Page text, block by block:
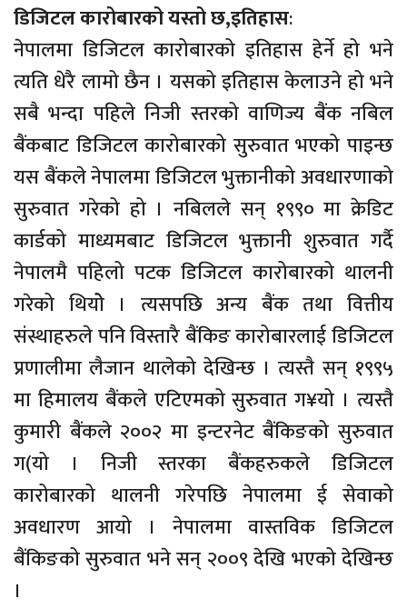
डिजिटल कारोबारको यस्तो छ,इतिहास:
नेपालमा डिजिटल कारोबारको इतिहास हेर्ने हो भने
त्यति धेरै लामो छैन । यसको इतिहास केलाउने हो भने
सबै भन्दा पहिले निजी स्तरको वाणिज्य बैंक नबिल
बैंकबाट डिजिटल कारोबारको सुरुवात भएको पाइन्छ
यस बैंकले नेपालमा डिजिटल भुक्तानीको अवधारणाको
सुरुवात गरेको हो । नबिलले सन् १९९० मा क्रेडिट
कार्डको माध्यमबाट डिजिटल भुक्तानी शुरुवात गर्दै
नेपालमै पहिलो पटक डिजिटल कारोबारको थालनी
गरेको थियोे । त्यसपछि अन्य बैंक तथा वित्तीय
संस्थाहरुले पनि विस्तारै बैंकिङ कारोबारलाई डिजिटल
प्रणालीमा लैजान थालेको देखिन्छ । त्यस्तै सन् १९९५
मा हिमालय बैंकले एटिएमको सुरुवात ग¥यो । त्यस्तै
कुमारी बैंकले २००२ मा इन्टरनेट बैंकिङको सुरुवात
ग(यो । निजी स्तरका बैंकहरुकले डिजिटल
कारोबारको थालनी गरेपछि नेपालमा ई सेवाको
अवधारण आयो । नेपालमा वास्तविक डिजिटल
बैंकिङको सुरुवात भने सन् २००९ देखि भएको देखिन्छ
।